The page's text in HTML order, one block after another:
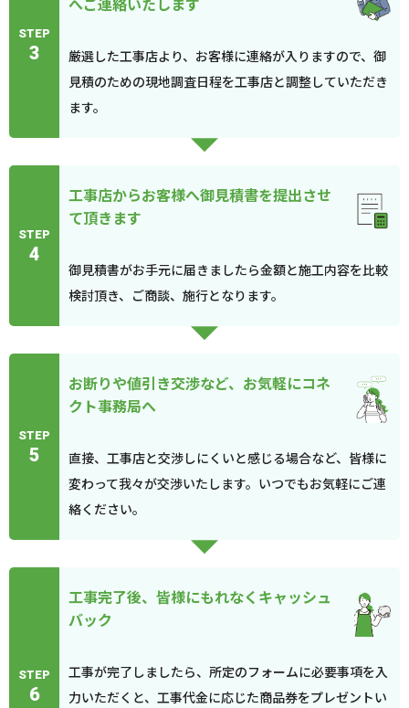
STEP
3
厳選した工事店より、お客様に連絡が入りますので、御
見積のための現地調査日程を工事店と調整していただき
ます。
STEP
4
工事店からお客様へ御見積書を提出させ
て頂きます
御見積書がお手元に届きましたら金額と施工内容を比較
検討頂き、ご商談、施行となります。
STEP
5
お断りや値引き交渉など、お気軽にコネ
クト事務局へ
直接、工事店と交渉しにくいと感じる場合など、皆様に
変わって我々が交渉いたします。いつでもお気軽にご連
絡ください。
STEP
6
工事完了後、皆様にもれなくキャッシュ
バック
工事が完了しましたら、所定のフォームに必要事項を入
力いただくと、工事代金に応じた商品券をプレゼントい